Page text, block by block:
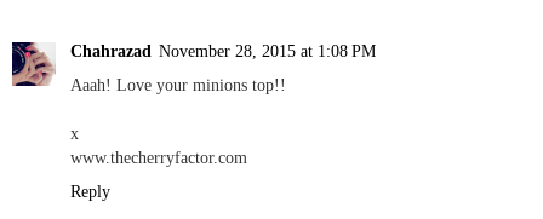
Chahrazad November 28, 2015 at 1:08 PM
Aaah! Love your minions top!!
x
www.thecherryfactor.com
Reply